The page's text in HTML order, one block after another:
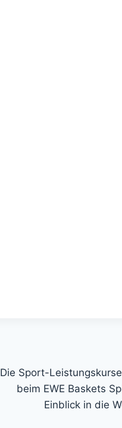
Die Sport-
beim EWE Baskets
Einblick in die